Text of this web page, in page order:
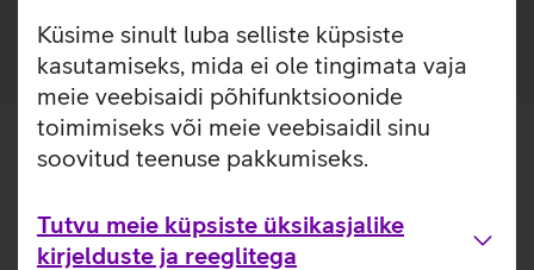
Küsime sinult luba selliste küpsiste
kasutamiseks, mida ei ole tingimata vaja
meie veebisaidi põhifunktsioonide
toimimiseks või meie veebisaidil sinu
soovitud teenuse pakkumiseks.
Tutvu meie küpsiste üksikasjalike
kirjelduste ja reeglitega